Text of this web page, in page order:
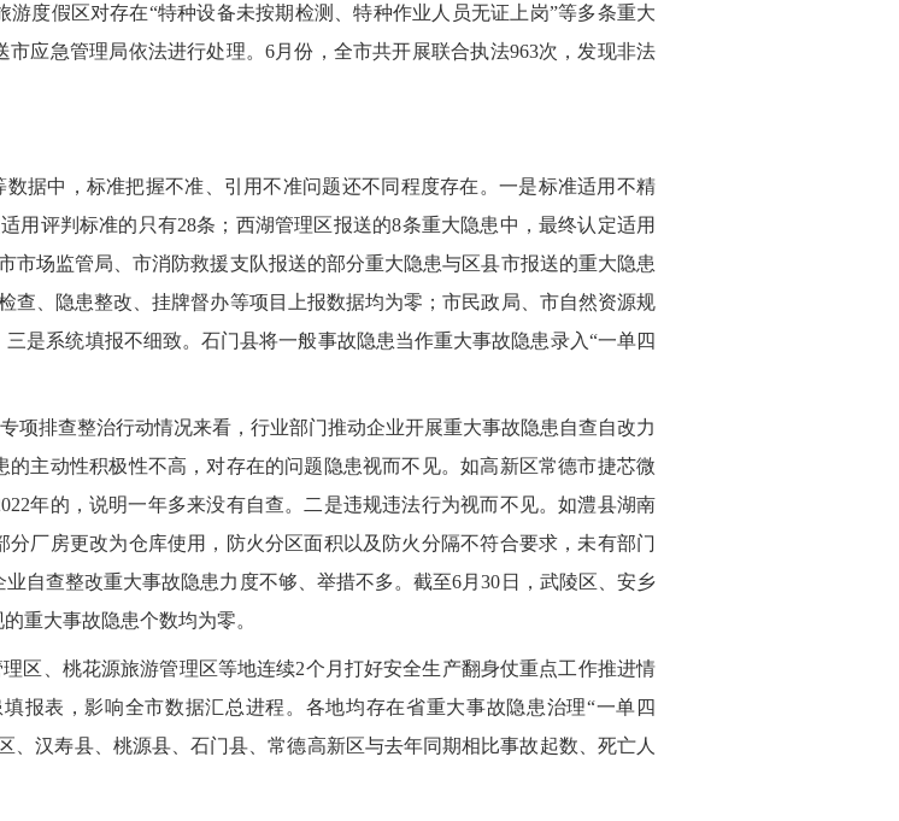
度假区对存在“特种设备未按期检测、特种作业人员无证上岗”等多条重大
应急管理局依法进行处理。6月份，全市共开展联合执法963次，发现非法
据中，标准把握不准、引用不准问题还不同程度存在。一是标准适用不精
用评判标准的只有28条；西湖管理区报送的8条重大隐患中，最终认定适用
市场监管局、市消防救援支队报送的部分重大隐患与区县市报送的重大隐患
查、隐患整改、挂牌督办等项目上报数据均为零；市民政局、市自然资源规
是系统填报不细致。石门县将一般事故隐患当作重大事故隐患录入“一单四
项排查整治行动情况来看，行业部门推动企业开展重大事故隐患自查自改力
主动性积极性不高，对存在的问题隐患视而不见。如高新区常德市捷芯微
年的，说明一年多来没有自查。二是违规违法行为视而不见。如澧县湖南
厂房更改为仓库使用，防火分区面积以及防火分隔不符合要求，未有部门
自查整改重大事故隐患力度不够、举措不多。截至6月30日，武陵区、安乡
重大事故隐患个数均为零。
区、桃花源旅游管理区等地连续2个月打好安全生产翻身仗重点工作推进情
报表，影响全市数据汇总进程。各地均存在省重大事故隐患治理“一单四
汉寿县、桃源县、石门县、常德高新区与去年同期相比事故起数、死亡人